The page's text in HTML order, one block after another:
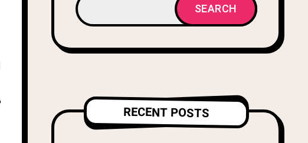
SEARCH
RECENT POSTS